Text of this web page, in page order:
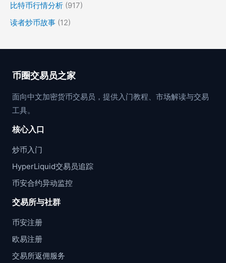
比特币行情分析 (917)
读者炒币故事 (12)
币圈交易员之家
面向中文加密货币交易员，提供入门教程、市场解读与交易
工具。
核心入口
炒币入门
HyperLiquid交易员追踪
币安合约异动监控
交易所与社群
币安注册
欧易注册
交易所返佣服务